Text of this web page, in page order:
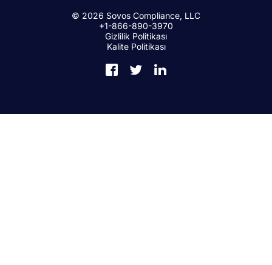
© 2026 Sovos Compliance, LLC
+1-866-890-3970
Gizlilik Politikası
Kalite Politikası